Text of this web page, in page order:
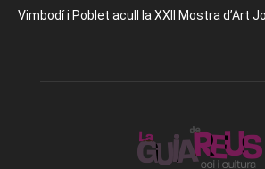
Vimbodí i Poblet acull la XXII Mostra d’Art